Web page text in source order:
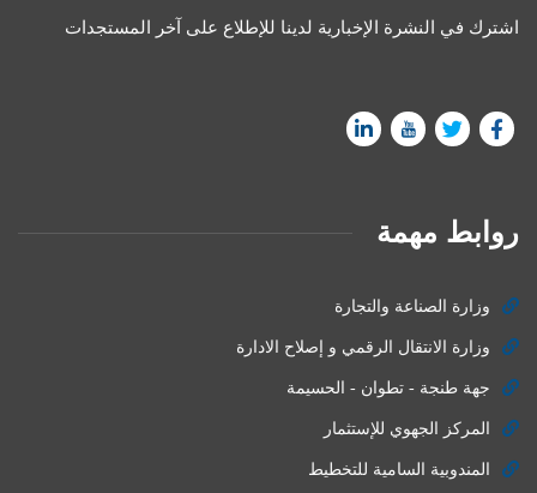
اشترك في النشرة الإخبارية لدينا للإطلاع على آخر المستجدات
روابط مهمة
وزارة الصناعة والتجارة
وزارة الانتقال الرقمي و إصلاح الادارة
جهة طنجة - تطوان - الحسيمة
المركز الجهوي للإستثمار
المندوبية السامية للتخطيط